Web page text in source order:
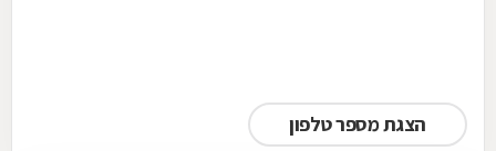
הצגת מספר טלפון